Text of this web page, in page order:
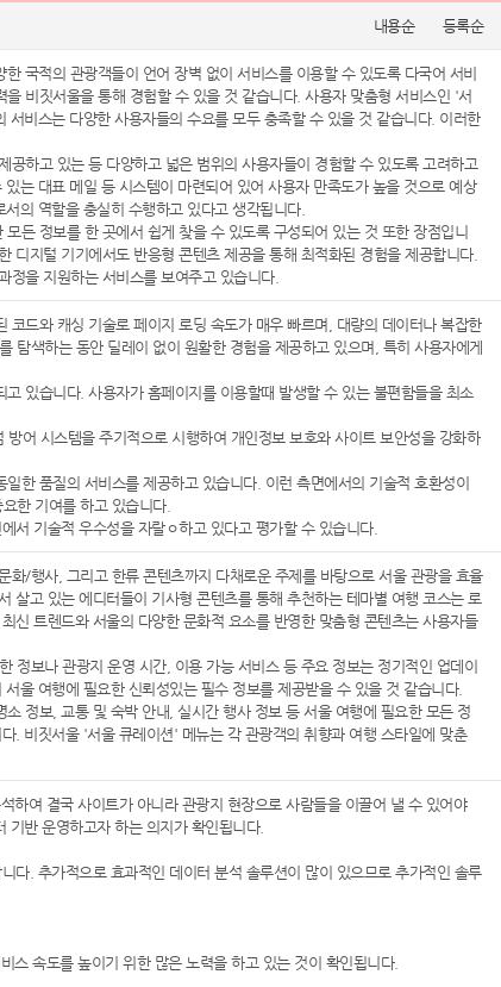
내용순 등록순
국적의 관광객들이 언어 장벽 없이 서비스를 이용할 수 있도록 다국어 서비
비짓서울을 통해 경험할 수 있을 것 같습니다. 사용자 맞춤형 서비스인 '서
비스는 다양한 사용자들의 수요를 모두 충족할 수 있을 것 같습니다. 이러한
하고 있는 등 다양하고 넓은 범위의 사용자들이 경험할 수 있도록 고려하고
는 대표 메일 등 시스템이 마련되어 있어 사용자 만족도가 높을 것으로 예상
의 역할을 충실히 수행하고 있다고 생각됩니다.
든 정보를 한 곳에서 쉽게 찾을 수 있도록 구성되어 있는 것 또한 장점입니
지털 기기에서도 반응형 콘텐츠 제공을 통해 최적화된 경험을 제공합니다.
을 지원하는 서비스를 보여주고 있습니다.
드와 캐싱 기술로 페이지 로딩 속도가 매우 빠르며, 대량의 데이터나 복잡한
탐색하는 동안 딜레이 없이 원활한 경험을 제공하고 있으며, 특히 사용자에게
있습니다. 사용자가 홈페이지를 이용할때 발생할 수 있는 불편함들을 최소
어 시스템을 주기적으로 시행하여 개인정보 보호와 사이트 보안성을 강화하
한 품질의 서비스를 제공하고 있습니다. 이런 측면에서의 기술적 호환성이
한 기여를 하고 있습니다.
서 기술적 우수성을 자랄ㅇ하고 있다고 평가할 수 있습니다.
/행사, 그리고 한류 콘텐츠까지 다채로운 주제를 바탕으로 서울 관광을 효율
살고 있는 에디터들이 기사형 콘텐츠를 통해 추천하는 테마별 여행 코스는 로
신 트렌드와 서울의 다양한 문화적 요소를 반영한 맞춤형 콘텐츠는 사용자들
정보나 관광지 운영 시간, 이용 가능 서비스 등 주요 정보는 정기적인 업데이
울 여행에 필요한 신뢰성있는 필수 정보를 제공받을 수 있을 것 같습니다.
정보, 교통 및 숙박 안내, 실시간 행사 정보 등 서울 여행에 필요한 모든 정
. 비짓서울 '서울 큐레이션' 메뉴는 각 관광객의 취향과 여행 스타일에 맞춘
하여 결국 사이트가 아니라 관광지 현장으로 사람들을 이끌어 낼 수 있어야
반 운영하고자 하는 의지가 확인됩니다.
다. 추가적으로 효과적인 데이터 분석 솔루션이 많이 있으므로 추가적인 솔루
스 속도를 높이기 위한 많은 노력을 하고 있는 것이 확인됩니다.